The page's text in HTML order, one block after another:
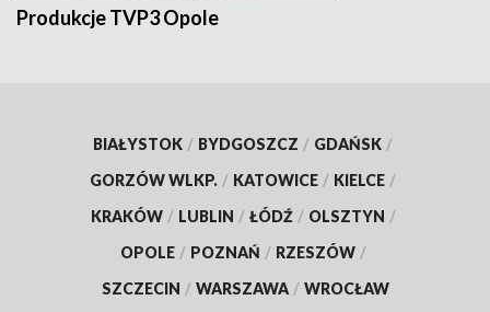
Produkcje TVP3 Opole
BIAŁYSTOK / BYDGOSZCZ / GDAŃSK /
GORZÓW WLKP. / KATOWICE / KIELCE /
KRAKÓW / LUBLIN / ŁÓDŹ / OLSZTYN /
OPOLE / POZNAŃ / RZESZÓW /
SZCZECIN / WARSZAWA / WROCŁAW